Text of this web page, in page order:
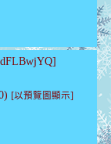
[以預覽圖顯示]